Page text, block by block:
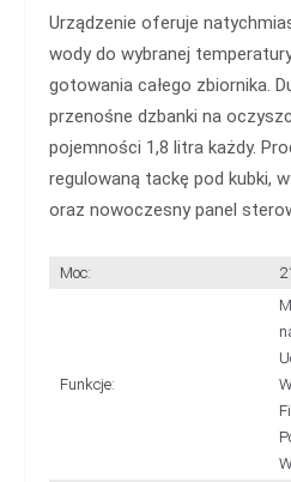
Urządzenie oferuje
wody do wybranej
gotowania całego zbiornika.
przenośne dzbanki na
pojemności 1,8 litra każdy.
regulowaną tackę pod kubki,
oraz nowoczesny panel
Moc:
Funkcje: